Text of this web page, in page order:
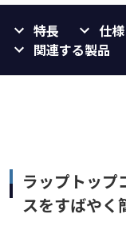
特長 仕様
関連する製品
ラップトップ
スをすばやく